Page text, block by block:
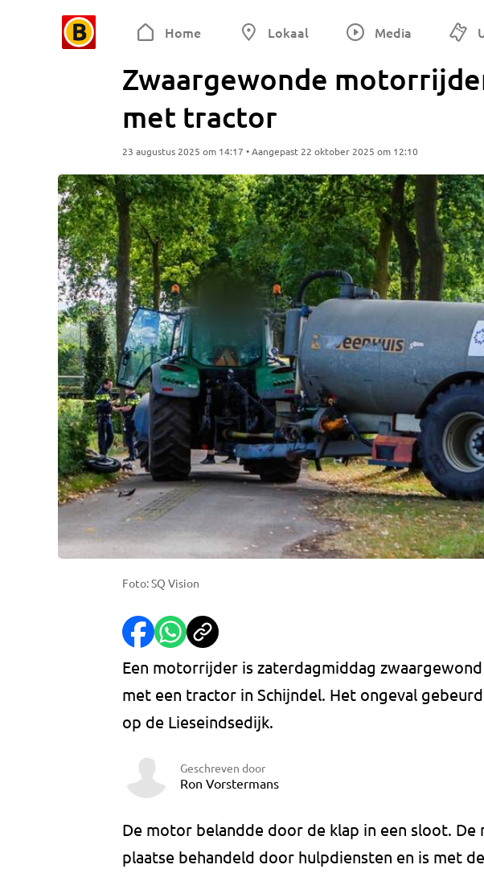
Home Lokaal Media
Zwaargewonde
met tractor
23 augustus 2025 om 14:17 • Aangepast 22 oktober 2025 om 12:10
Foto: SQ Vision
Een motorrijder is zaterdagmiddag
met een tractor in Schijndel. Het ongeval
op de Lieseindsedijk.
Geschreven door
Ron Vorstermans
De motor belandde door de klap in een sloot.
plaatse behandeld door hulpdiensten en is met